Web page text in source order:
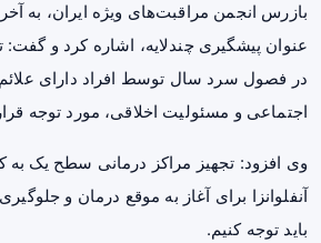
بازرس انجمن مراقبت‌های ویژه ایران، به
عنوان پیشگیری چندلایه، اشاره کرد و گفت:
در فصول سرد سال توسط افراد دارای
اجتماعی و مسئولیت اخلاقی، مورد توجه
وی افزود: تجهیز مراکز درمانی سطح یک
آنفلوانزا برای آغاز به موقع درمان و
باید توجه کنیم.